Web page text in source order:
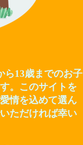
ら13歳までのお子
。このサイトを
情を込めて選ん
ただければ幸い